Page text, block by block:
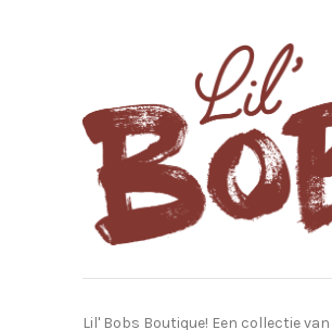
Lil' Bobs Boutique! Een collectie